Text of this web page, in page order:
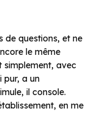
de questions, et ne
le même
simplement, avec
pur, a un
il console.
en me